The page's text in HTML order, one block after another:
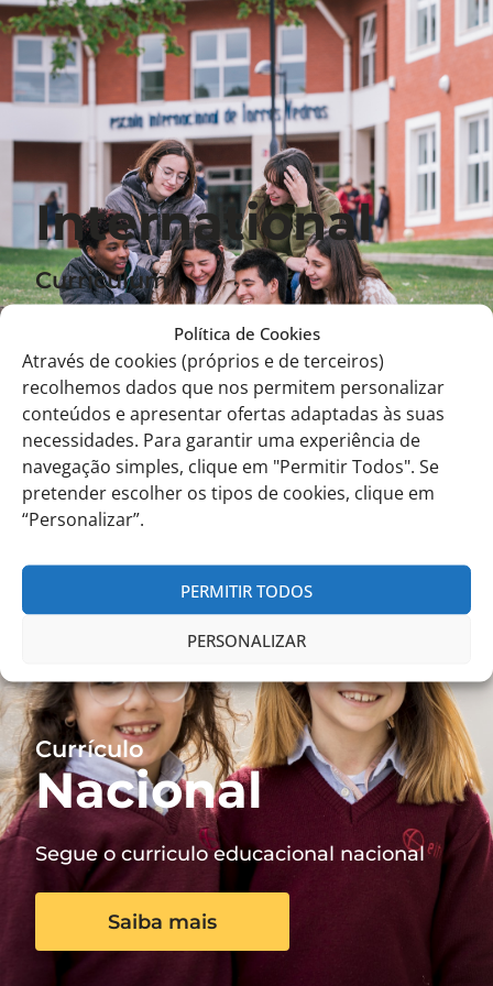
Política de Cookies
Através de cookies (próprios e de terceiros)
recolhemos dados que nos permitem personalizar
conteúdos e apresentar ofertas adaptadas às suas
necessidades. Para garantir uma experiência de
navegação simples, clique em "Permitir Todos". Se
pretender escolher os tipos de cookies, clique em
“Personalizar”.
PERMITIR TODOS
PERSONALIZAR
International
Curriculum
We are delighted to announce the launch of
our international section for this September
(2023)
Learn More
Currículo
Nacional
Segue o curriculo educacional nacional
Saiba mais